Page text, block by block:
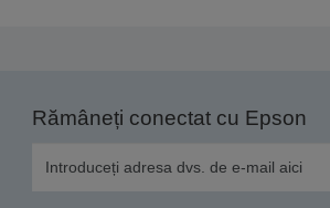
Rămâneți conectat cu Epson